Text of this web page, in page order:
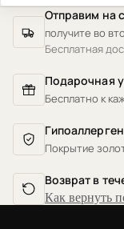
Отправим на
получите во
Бесплатная
Подарочная
Бесплатно к
Покрытие
Возврат в
Как вернуть